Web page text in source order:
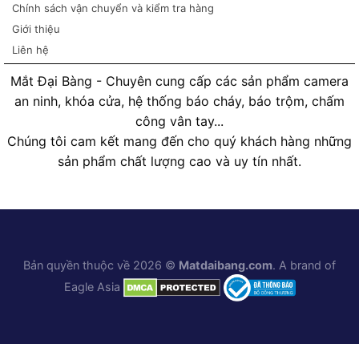
Chính sách vận chuyển và kiểm tra hàng
Giới thiệu
Liên hệ
Mắt Đại Bàng - Chuyên cung cấp các sản phẩm camera
an ninh, khóa cửa, hệ thống báo cháy, báo trộm, chấm
công vân tay...
Chúng tôi cam kết mang đến cho quý khách hàng những
sản phẩm chất lượng cao và uy tín nhất.
Bản quyền thuộc về 2026 © Matdaibang.com. A brand of
Eagle Asia